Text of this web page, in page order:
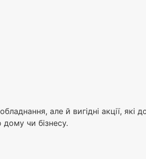
але й вигідні акції,
чи бізнесу.